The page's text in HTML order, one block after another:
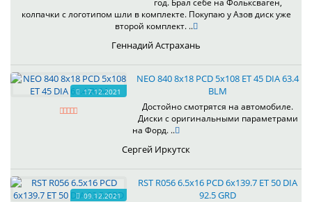
год. Брал себе на Фольксваген,
колпачки с логотипом шли в комплекте. Покупаю у Азов диск уже
второй комплект. ..
Геннадий Астрахань
17.12.2021
NEO 840 8x18 PCD 5x108 ET 45 DIA 63.4
BLM
Достойно смотрятся на автомобиле.
Диски с оригинальными параметрами
на Форд. ..
Сергей Иркутск
09.12.2021
RST R056 6.5x16 PCD 6x139.7 ET 50 DIA
92.5 GRD